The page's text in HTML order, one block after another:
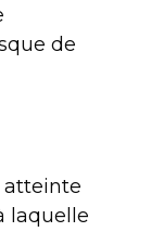
de
atteinte
laquelle